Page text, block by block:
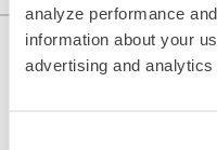
analyze performance
information about your
advertising and analytics